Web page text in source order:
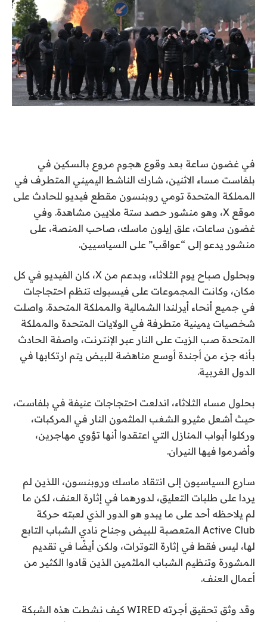
في غضون ساعة بعد وقوع هجوم مروع بالسكين في
بلفاست مساء الاثنين، شارك الناشط اليميني المتطرف في
المملكة المتحدة تومي روبنسون مقطع فيديو للحادث على
موقع X، وهو منشور حصد ستة ملايين مشاهدة. وفي
غضون ساعات، علق إيلون ماسك، صاحب المنصة، على
منشور يدعو إلى “عواقب” على السياسيين.
وبحلول صباح يوم الثلاثاء، وبدعم من X، كان الفيديو في كل
مكان، وكانت المجموعات على فيسبوك تنظم احتجاجات
في جميع أنحاء أيرلندا الشمالية والمملكة المتحدة. واصلت
شخصيات يمينية متطرفة في الولايات المتحدة والمملكة
المتحدة صب الزيت على النار عبر الإنترنت، واصفة الحادث
بأنه جزء من أجندة أوسع مناهضة للبيض يتم ارتكابها في
الدول الغربية.
بحلول مساء الثلاثاء، اندلعت احتجاجات عنيفة في بلفاست،
حيث أشعل مثيرو الشغب الملثمون النار في المركبات،
وركلوا أبواب المنازل التي اعتقدوا أنها تؤوي مهاجرين،
وأضرموا فيها النيران.
سارع السياسيون إلى انتقاد ماسك وروبنسون، اللذين لم
يردا على طلبات التعليق، لدورهما في إثارة العنف، لكن ما
لم يلاحظه أحد على ما يبدو هو الدور الذي لعبته حركة
Active Club المتعصبة للبيض وجناح نادي الشباب التابع
لها، ليس فقط في إثارة التوترات، ولكن أيضًا في تقديم
المشورة وتنظيم الشباب الملثمين الذين قادوا الكثير من
أعمال العنف.
وقد وثق تحقيق أجرته WIRED كيف نشطت هذه الشبكة